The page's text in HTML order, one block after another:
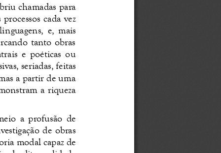
chamadas para
cada  vez
guagens,  e,  mais
tanto obras
e  poéticas  ou
seriadas, feitas
a partir de uma
a riqueza
a  profusão  de
de  obras
modal capaz de